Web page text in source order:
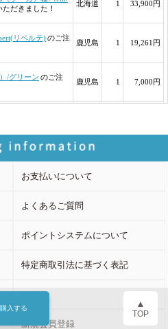
購入する ▲
TOP
お支払いについて
よくあるご質問
ポイントシステムについて
特定商取引法に基づく表記
カート
新規会員登録